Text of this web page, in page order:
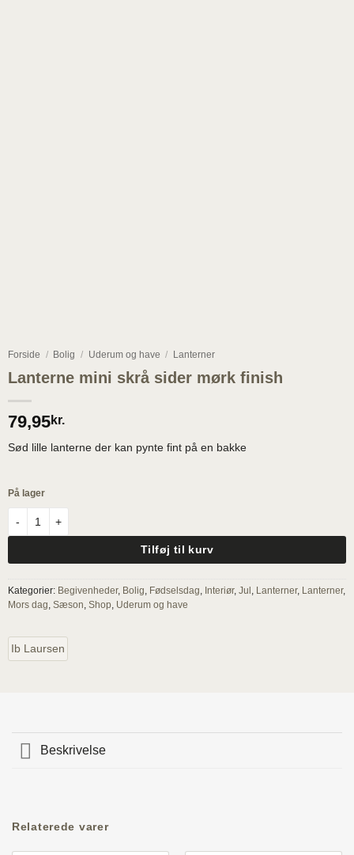
Forside / Bolig / Uderum og have / Lanterner
Lanterne mini skrå sider mørk finish
79,95kr.
Sød lille lanterne der kan pynte fint på en bakke
På lager
Tilføj til kurv
Kategorier: Begivenheder, Bolig Fødselsdag Interiør, Jul Lanterner, Lanterner,
Mors dag Sæson Shop Uderum og have
Ib Laursen
Beskrivelse
Relaterede varer